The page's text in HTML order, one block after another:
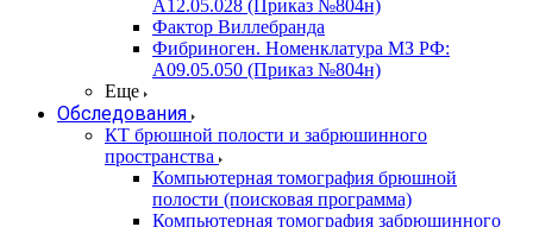
A12.05.028 (Приказ №804н)
Фактор Виллебранда
Фибриноген. Номенклатура МЗ РФ:
A09.05.050 (Приказ №804н)
Еще
Обследования
КТ брюшной полости и забрюшинного
пространства
Компьютерная томография брюшной
полости (поисковая программа)
Компьютерная томография забрюшинного